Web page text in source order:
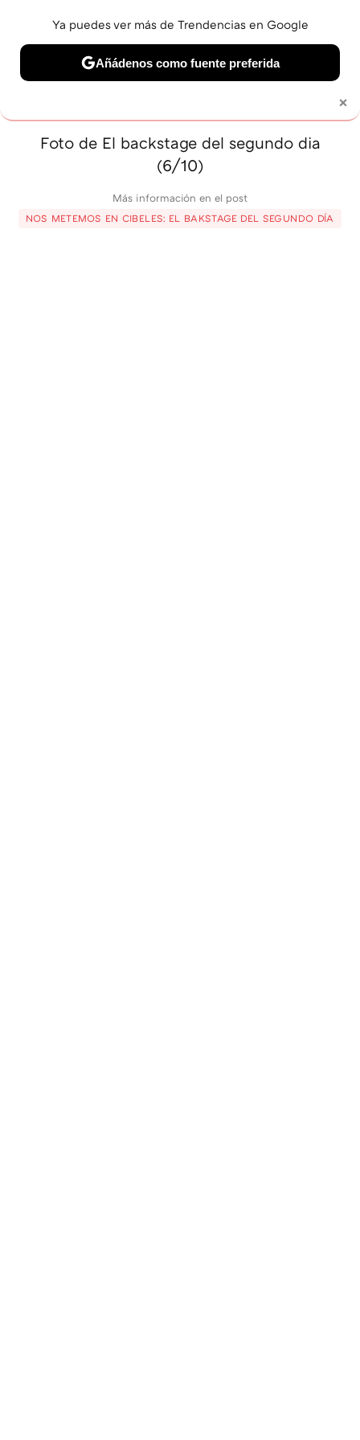
BELLEZA SHOPPING VIAJES GASTRO SNEAKERS
Foto de El backstage del segundo dia
(6/10)
Más información en el post
NOS METEMOS EN CIBELES: EL BAKSTAGE DEL SEGUNDO DÍA
×
Ya puedes ver más de Trendencias en Google
Añádenos como fuente preferida